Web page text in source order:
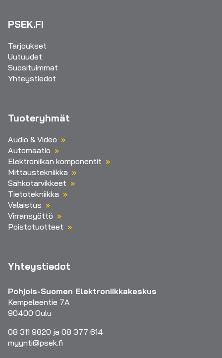
PSEK.FI
Tarjoukset
Uutuudet
Suosituimmat
Yhteystiedot
Tuoteryhmät
Audio & Video
Automaatio
Elektroniikan komponentit
Mittaustekniikka
Sähkötarvikkeet
Tietotekniikka
Valaistus
Virransyöttö
Poistotuotteet
Yhteystiedot
Pohjois-Suomen Elektroniikkakeskus
Kempeleentie 7A
90400 Oulu
08 311 9820 ja 08 377 614
myynti@psek.fi